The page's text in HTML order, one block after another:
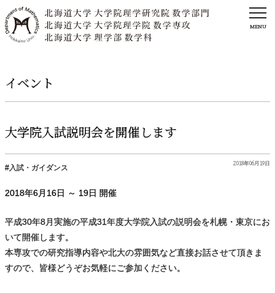
MENU
イベント
大学院入試説明会を開催します
入試・ガイダンス
2018年06月19日
2018年6月 16日 ～ 19日 開催
平成30年8月実施の平成31年度大学院入試の説明会を札幌・東京にお
いて開催します。
本専攻での研究指導内容や北大の雰囲気など直接お話させて頂きま
すので、皆様どうぞお気軽にご参加ください。